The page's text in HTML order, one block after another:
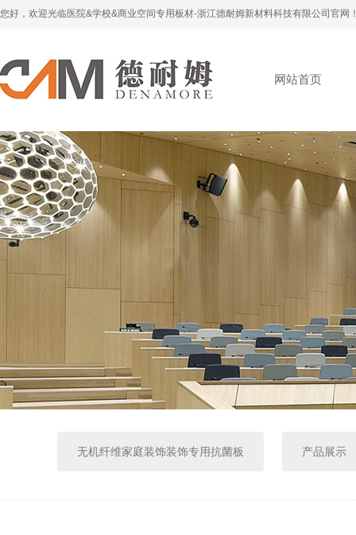
您好，欢迎光临医院&学校&商业空间专用板材-浙江德耐姆新材料科技有限公司官网
网站首页
无机纤维家庭装饰装饰专用抗菌板 产品展示